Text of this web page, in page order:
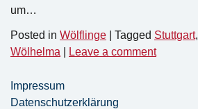
um…
Posted in Wölflinge Tagged Stuttgart,
Wölhelma
Leave a comment
Impressum
Datenschutzerklärung